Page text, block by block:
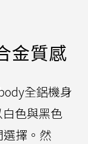
金質感
全鋁機身
色與黑色
擇。然